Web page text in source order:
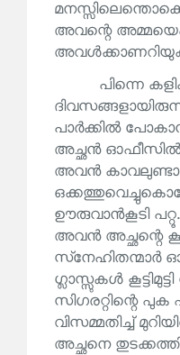
അവന്റെ
പിന്നെ
പാർക്കിൽ
അച്ഛൻ
അവൻ
ഊരുവാൻകൂടി
അവൻ അച്ഛന്റെ
സ്‌നേഹിതന്മാർ
ഗ്ലാസ്സുകൾ
സിഗരറ്റിന്റെ
വിസമ്മതിച്ച്
അച്ഛനെ